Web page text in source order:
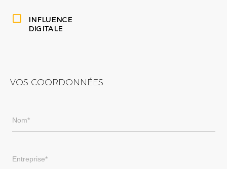
INFLUENCE
DIGITALE
VOS COORDONNÉES